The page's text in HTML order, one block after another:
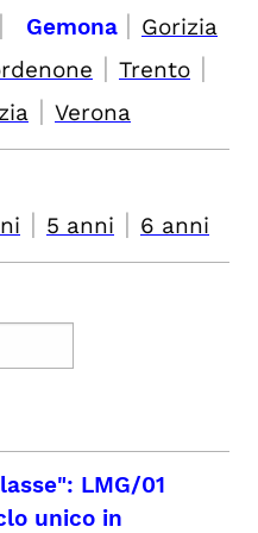
| Gemona | Gorizia
| Trento |
| Verona
| 5 anni | 6 anni
LMG/01
unico in